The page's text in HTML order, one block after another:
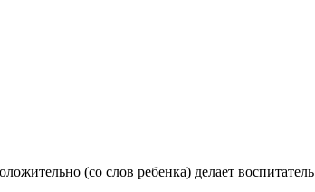
(со слов ребенка) делает воспитатель